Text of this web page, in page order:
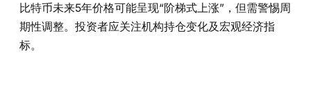
比特币未来5年价格可能呈现“阶梯式上涨”，但需警惕周
期性调整。投资者应关注机构持仓变化及宏观经济指
标。